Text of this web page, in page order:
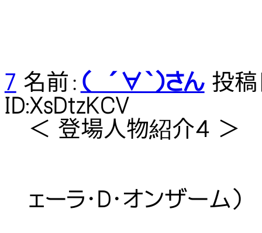
7 名前： （ ´∀｀）さん投稿
ID:XsDtzKCV
＜ 登場人物紹介４ ＞
ェーラ・D・オンザーム）